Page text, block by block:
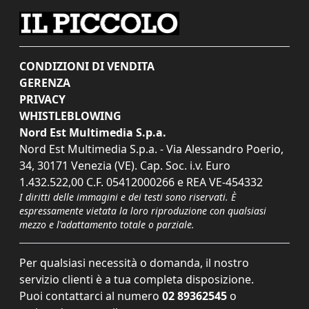
CONDIZIONI DI VENDITA
GERENZA
PRIVACY
WHISTLEBLOWING
Nord Est Multimedia S.p.a.
Nord Est Multimedia S.p.a. - Via Alessandro Poerio,
34, 30171 Venezia (VE). Cap. Soc. i.v. Euro
1.432.522,00 C.F. 05412000266 e REA VE-454332
I diritti delle immagini e dei testi sono riservati. È
espressamente vietata la loro riproduzione con qualsiasi
mezzo e l'adattamento totale o parziale.
Per qualsiasi necessità o domanda, il nostro
servizio clienti è a tua completa disposizione.
Puoi contattarci al numero 02 89362545 o